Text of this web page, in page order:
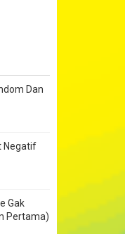
Dan
Negatif
Gak
Pertama)